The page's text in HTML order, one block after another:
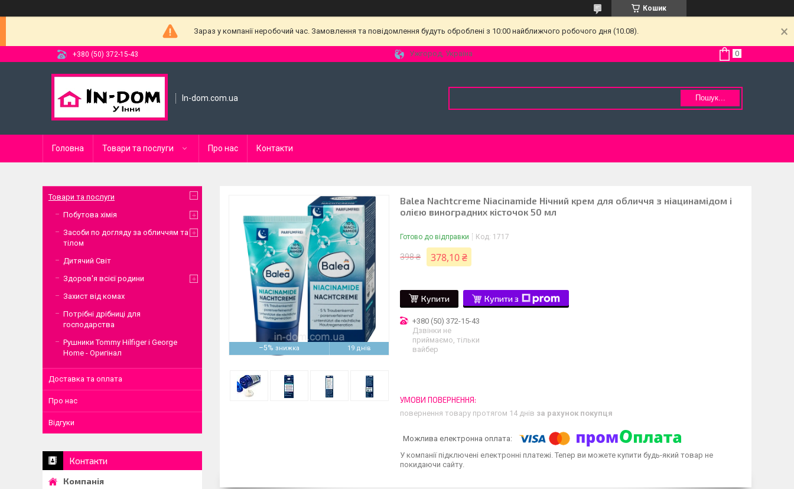
Кошик
Зараз у компанії неробочий час. Замовлення та повідомлення будуть оброблені з 10:00 найближчого робочого дня (10.08).
+380 (50) 372-15-43 Ужгород, Україна
In-dom.com.ua Пошук...
Головна Товари та послуги Про нас Контакти
–5% 19 днів
Balea Nachtcreme Niacinamide Нічний крем для обличчя з ніацинамідом і
олією виноградних кісточок 50 мл
Готово до відправки Код: 1717
398 ₴ 378,10 ₴
Купити Купити з
+380 (50) 372-15-43
Дзвінки не
приймаємо, тільки
вайбер
повернення товару протягом 14 днів за рахунок покупця
У компанії підключені електронні платежі. Тепер ви можете купити будь-який товар не
покидаючи сайту.
Товари та послуги
Побутова хімія
Засоби по догляду за обличчям та
тілом
Дитячий Світ
Здоров'я всієї родини
Захист від комах
Потрібні дрібниці для
господарства
Рушники Tommy Hilfiger і George
Home - Оригінал
Доставка та оплата
Про нас
Відгуки
Контакти